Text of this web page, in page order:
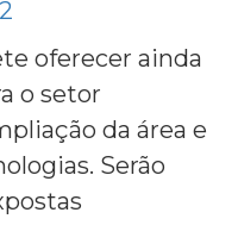
oferecer ainda
o setor
da área e
Serão